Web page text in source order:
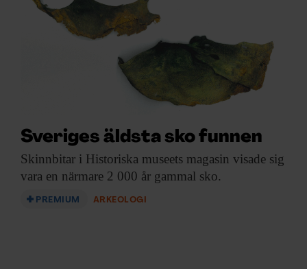
Sveriges äldsta sko funnen
Skinnbitar i Historiska museets magasin visade sig
vara en närmare 2 000 år gammal sko.
PREMIUM ARKEOLOGI